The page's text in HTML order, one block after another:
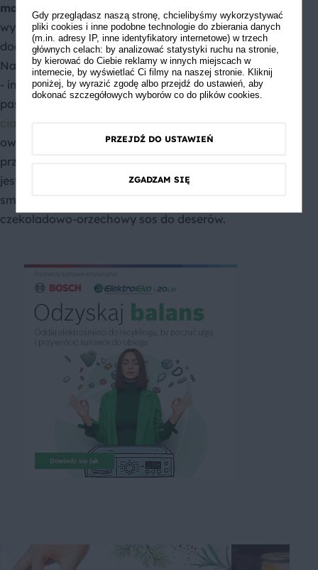
masła na kanapki
. Tahini można z powodzeniem
wykorzystać również do dań na słodko. Koktajle z jej
dodatkiem zyskują przyjemny, orzechowy posmak.
Należy jednak uważać, by nie dodać zbyt dużo pasty
- inaczej zdominuje pozostałe składniki. Sezamową
pastę można z powodzeniem dodawać do ciast,
ciasteczek tahini
owoców. Dodatek jest podobny jak w przypadku
przepisów z masłem orzechowym. Bardzo popularna
jest pasta wymieszana z kakao. Można nią
smarować słodkie tosty i naleśniki lub przygotować
czekoladowo-orzechowy sos do deserów.
Gdy przeglądasz naszą stronę, chcielibyśmy wykorzystywać
pliki cookies i inne podobne technologie do zbierania danych
(m.in. adresy IP, inne identyfikatory internetowe) w trzech
głównych celach: by analizować statystyki ruchu na stronie,
by kierować do Ciebie reklamy w innych miejscach w
internecie, by wyświetlać Ci filmy na naszej stronie. Kliknij
poniżej, by wyrazić zgodę albo przejdź do ustawień, aby
dokonać szczegółowych wyborów co do plików cookies.
PRZEJDŹ DO USTAWIEŃ
ZGADZAM SIĘ